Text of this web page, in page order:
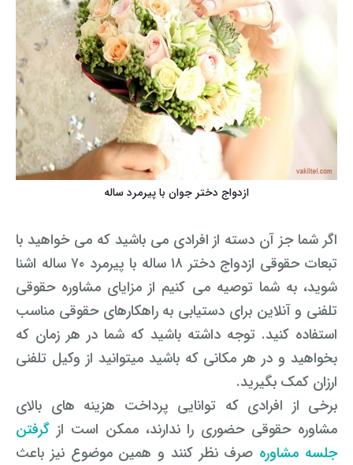
ازدواج دختر جوان با پیرمرد ساله
اگر شما جز آن دسته از افرادی می باشید که می خواهید با
تبعات حقوقی ازدواج دختر ۱۸ ساله با پیرمرد ۷۰ ساله اشنا
شوید، به شما توصیه می کنیم از مزایای مشاوره حقوقی
تلفنی و آنلاین برای دستیابی به راهکارهای حقوقی مناسب
استفاده کنید. توجه داشته باشید که شما در هر زمان که
بخواهید و در هر مکانی که باشید میتوانید از وکیل تلفنی
ارزان کمک بگیرید.
برخی از افرادی که توانایی پرداخت هزینه های بالای
مشاوره حقوقی حضوری را ندارند، ممکن است از گرفتن
جلسه مشاوره صرف نظر کنند و همین موضوع نیز باعث